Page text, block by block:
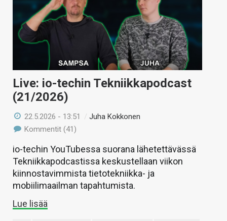
Live: io-techin Tekniikkapodcast
(21/2026)
22.5.2026 - 13:51 /Juha Kokkonen
Kommentit (41)
io-techin YouTubessa suorana lähetettävässä
Tekniikkapodcastissa keskustellaan viikon
kiinnostavimmista tietotekniikka- ja
mobiilimaailman tapahtumista.
Lue lisää